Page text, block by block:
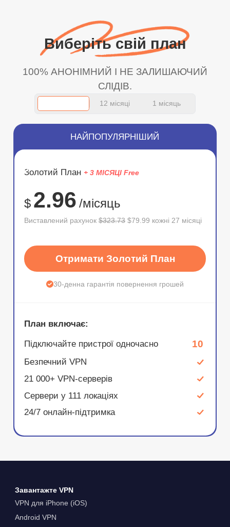
Виберіть свій план
100% АНОНІМНИЙ І НЕ ЗАЛИШАЮЧИЙ
СЛІДІВ.
12 місяці 1 місяць
ЗНИЖКА
75%
НАЙПОПУЛЯРНІШИЙ
Золотий План + 3 МІСЯЦІ Free
$ 2.96 /місяць
Виставлений рахунок$323.73 $79.99 кожні 27 місяці
Отримати Золотий План
30-денна гарантія повернення грошей
План включає:
Підключайте пристрої одночасно 10
Безпечний VPN
21 000+ VPN-серверів
Сервери у 111 локаціях
24/7 онлайн-підтримка
Завантажте VPN
VPN для iPhone (iOS)
Android VPN